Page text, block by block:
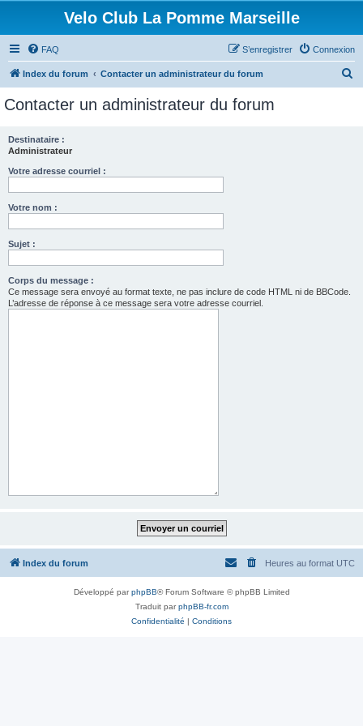
Velo Club La Pomme Marseille
FAQ Connexion
S’enregistrer
Index du forum Contacter un administrateur du forum
Contacter un administrateur du forum
Destinataire :
Administrateur
Votre adresse courriel :
Votre nom :
Sujet :
Corps du message :
Ce message sera envoyé au format texte, ne pas inclure de code HTML ni de BBCode.
L’adresse de réponse à ce message sera votre adresse courriel.
Index du forum Heures au format UTC
Développé parphpBB® Forum Software © phpBB Limited
Traduit parphpBB-fr.com
Confidentialité | Conditions